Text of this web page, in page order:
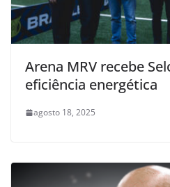
Arena MRV recebe
eficiência energética
agosto 18, 2025